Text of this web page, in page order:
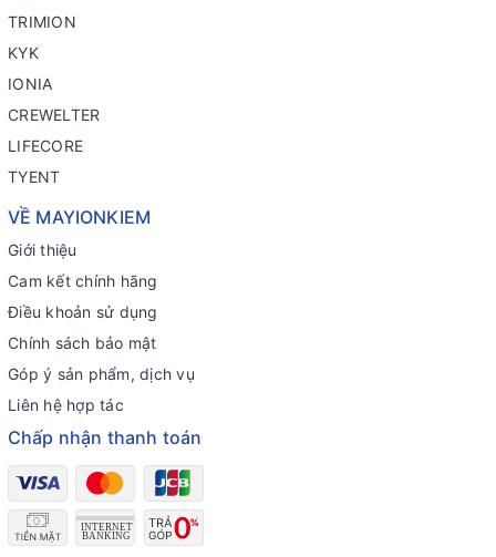
TRIMION
KYK
IONIA
CREWELTER
LIFECORE
TYENT
VỀ MAYIONKIEM
Giới thiệu
Cam kết chính hãng
Điều khoản sử dụng
Chính sách bảo mật
Góp ý sản phẩm, dịch vụ
Liên hệ hợp tác
Chấp nhận thanh toán